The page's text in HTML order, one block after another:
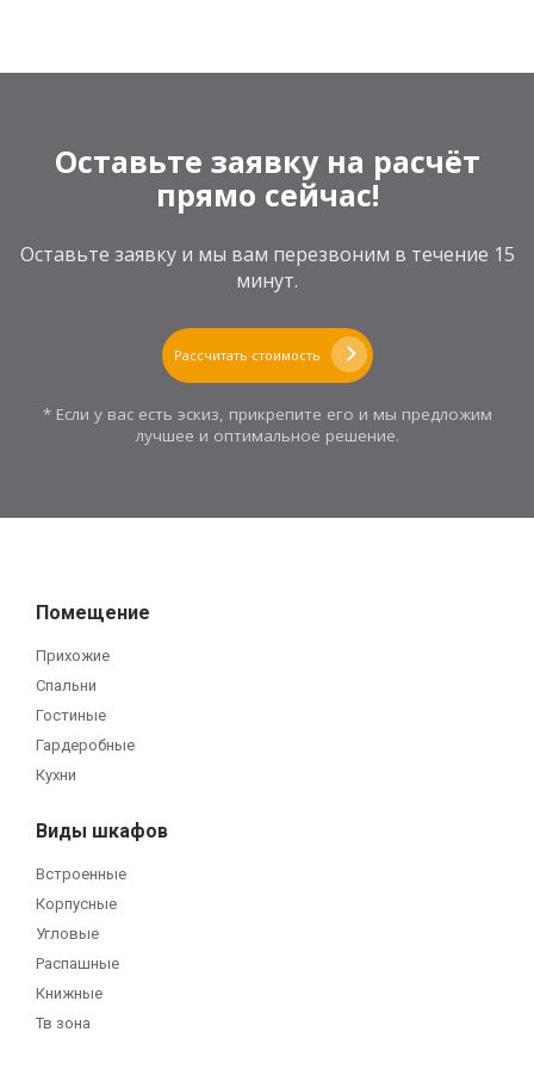
Оставьте заявку на расчёт
прямо сейчас!
Оставьте заявку и мы вам перезвоним в течение 15
минут.
Рассчитать стоимость
* Если у вас есть эскиз, прикрепите его и мы предложим
лучшее и оптимальное решение.
Помещение
Прихожие
Спальни
Гостиные
Гардеробные
Кухни
Виды шкафов
Встроенные
Корпусные
Угловые
Распашные
Книжные
Тв зона